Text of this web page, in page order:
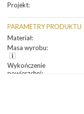
Projekt:
PARAMETRY PRODUKTU
Materiał:
Masa wyrobu:
Wykończenie
powierzchni: